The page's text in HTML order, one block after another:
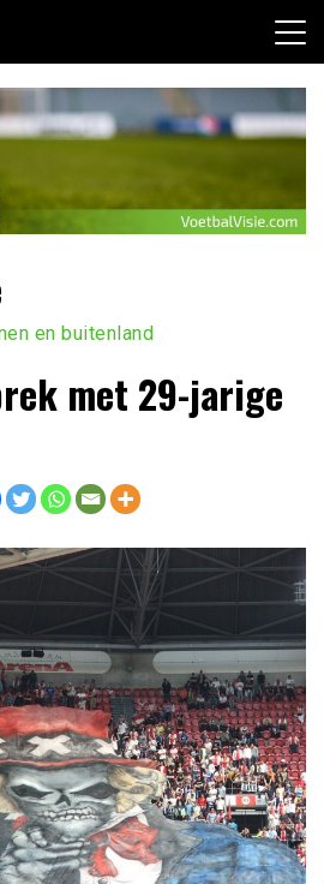
en buitenland
met 29-jarige